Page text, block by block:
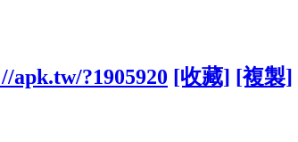
apk.tw/?1905920 [收藏] [複製]